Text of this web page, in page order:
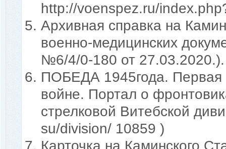
http://voenspez.ru/
Архивная справка на
военно-медицинских
№6/4/0-180 от 27.03.2020.).
ПОБЕДА 1945года. Первая
войне. Портал о
стрелковой Витебской
su/division/ 10859 )
Карточка на Каминского